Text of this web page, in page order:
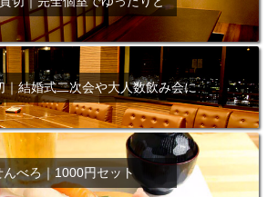
｜結婚式二次会や大人数飲み会に
んべろ｜1000円セット